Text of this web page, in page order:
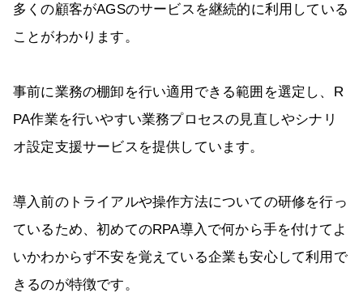
多くの顧客がAGSのサービスを継続的に利用している
ことがわかります。
事前に業務の棚卸を行い適用できる範囲を選定し、R
PA作業を行いやすい業務プロセスの見直しやシナリ
オ設定支援サービスを提供しています。
導入前のトライアルや操作方法についての研修を行っ
ているため、初めてのRPA導入で何から手を付けてよ
いかわからず不安を覚えている企業も安心して利用で
きるのが特徴です。